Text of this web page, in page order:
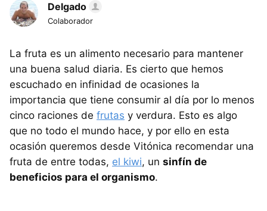
Delgado
Colaborador
La fruta es un alimento necesario para mantener
una buena salud diaria. Es cierto que hemos
escuchado en infinidad de ocasiones la
importancia que tiene consumir al día por lo menos
cinco raciones de frutas y verdura. Esto es algo
que no todo el mundo hace, y por ello en esta
ocasión queremos desde Vitónica recomendar una
fruta de entre todas, el kiwi, un sinfín de
beneficios para el organismo.